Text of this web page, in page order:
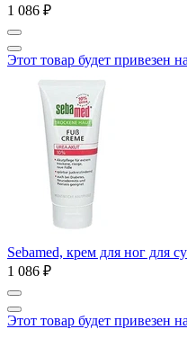
1 086 ₽
Этот товар будет привезен
Sebamed, крем для ног для
1 086 ₽
Этот товар будет привезен